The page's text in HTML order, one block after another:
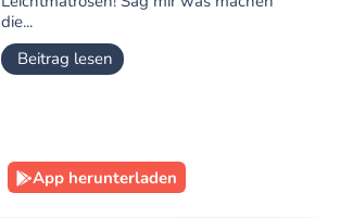
die...
Beitrag lesen
App herunterladen